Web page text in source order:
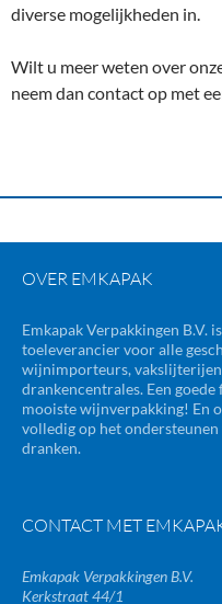
diverse mogelijkheden in.
Wilt u meer weten over
neem dan contact op met
OVER EMKAPAK
Emkapak Verpakkingen B.V.
toeleverancier voor alle
wijnimporteurs,
drankencentrales. Een
mooiste wijnverpakking! En
volledig op het
dranken.
CONTACT MET
Emkapak Verpakkingen B.V.
Kerkstraat 44/1